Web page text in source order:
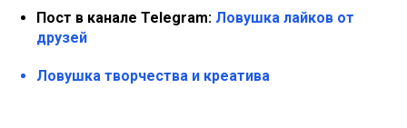
Пост в канале Telegram: Ловушка лайков от
друзей
Ловушка творчества и креатива